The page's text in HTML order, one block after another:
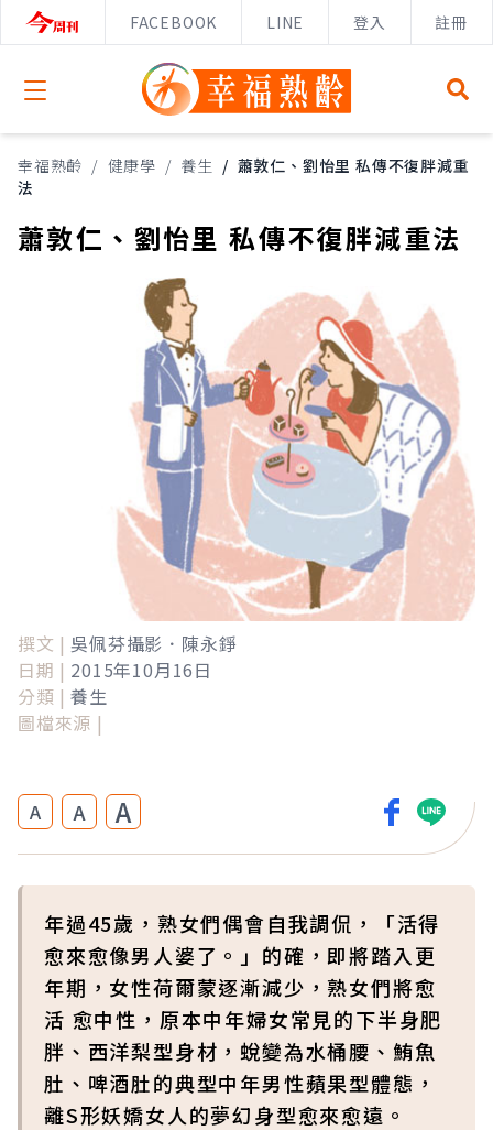
FACEBOOK LINE 登入 註冊
Open menu
幸福熟齡 / 健康學 / 養生 / 蕭敦仁、劉怡里 私傳不復胖減重
法
蕭敦仁、劉怡里 私傳不復胖減重法
撰文 | 吳佩芬攝影．陳永錚
日期 | 2015年10月16日
分類 | 養生
圖檔來源 |
A A A
年過45歲，熟女們偶會自我調侃，「活得
愈來愈像男人婆了。」的確，即將踏入更
年期，女性荷爾蒙逐漸減少，熟女們將愈
活 愈中性，原本中年婦女常見的下半身肥
胖、西洋梨型身材，蛻變為水桶腰、鮪魚
肚、啤酒肚的典型中年男性蘋果型體態，
離S形妖嬌女人的夢幻身型愈來愈遠。